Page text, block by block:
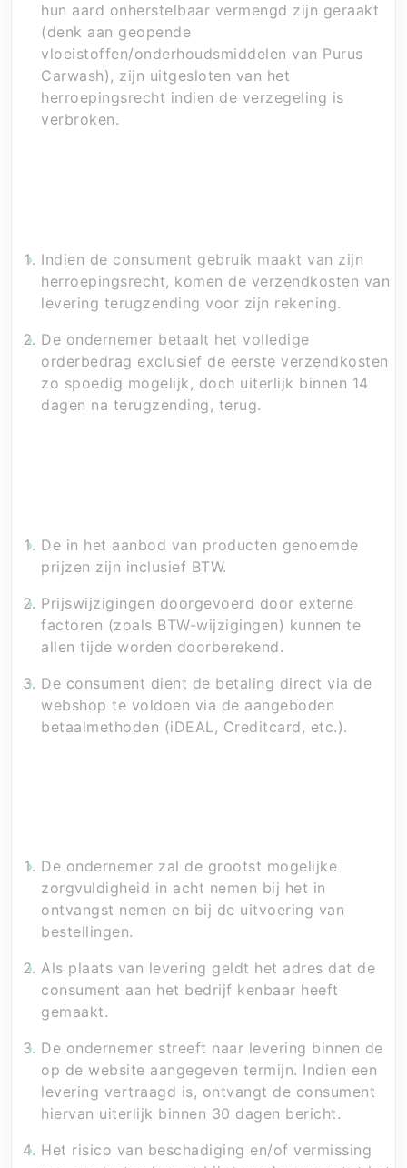
hun aard onherstelbaar vermengd zijn geraakt
(denk aan geopende
vloeistoffen/onderhoudsmiddelen van Purus
Carwash), zijn uitgesloten van het
herroepingsrecht indien de verzegeling is
verbroken.
Indien de consument gebruik maakt van zijn
herroepingsrecht, komen de verzendkosten van
levering terugzending voor zijn rekening.
De ondernemer betaalt het volledige
orderbedrag exclusief de eerste verzendkosten
zo spoedig mogelijk, doch uiterlijk binnen 14
dagen na terugzending, terug.
De in het aanbod van producten genoemde
prijzen zijn inclusief BTW.
Prijswijzigingen doorgevoerd door externe
factoren (zoals BTW-wijzigingen) kunnen te
allen tijde worden doorberekend.
De consument dient de betaling direct via de
webshop te voldoen via de aangeboden
betaalmethoden (iDEAL, Creditcard, etc.).
De ondernemer zal de grootst mogelijke
zorgvuldigheid in acht nemen bij het in
ontvangst nemen en bij de uitvoering van
bestellingen.
Als plaats van levering geldt het adres dat de
consument aan het bedrijf kenbaar heeft
gemaakt.
De ondernemer streeft naar levering binnen de
op de website aangegeven termijn. Indien een
levering vertraagd is, ontvangt de consument
hiervan uiterlijk binnen 30 dagen bericht.
Het risico van beschadiging en/of vermissing